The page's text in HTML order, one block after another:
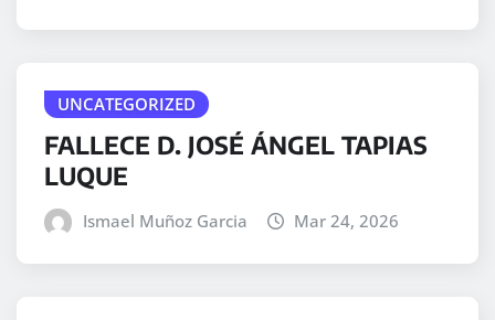
UNCATEGORIZED
FALLECE D. JOSÉ ÁNGEL TAPIAS
LUQUE
Ismael Muñoz Garcia Mar 24, 2026